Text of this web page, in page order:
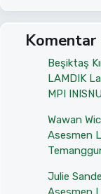
Komentar
Beşiktaş
LAMDIK
MPI
Wawan
Asesmen
Julie